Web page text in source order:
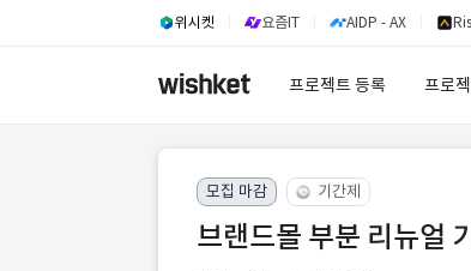
위시켓 요즘IT AIDP - AX
프로젝트 등록 프로
모집 마감 기간제
브랜드몰 부분 리뉴얼